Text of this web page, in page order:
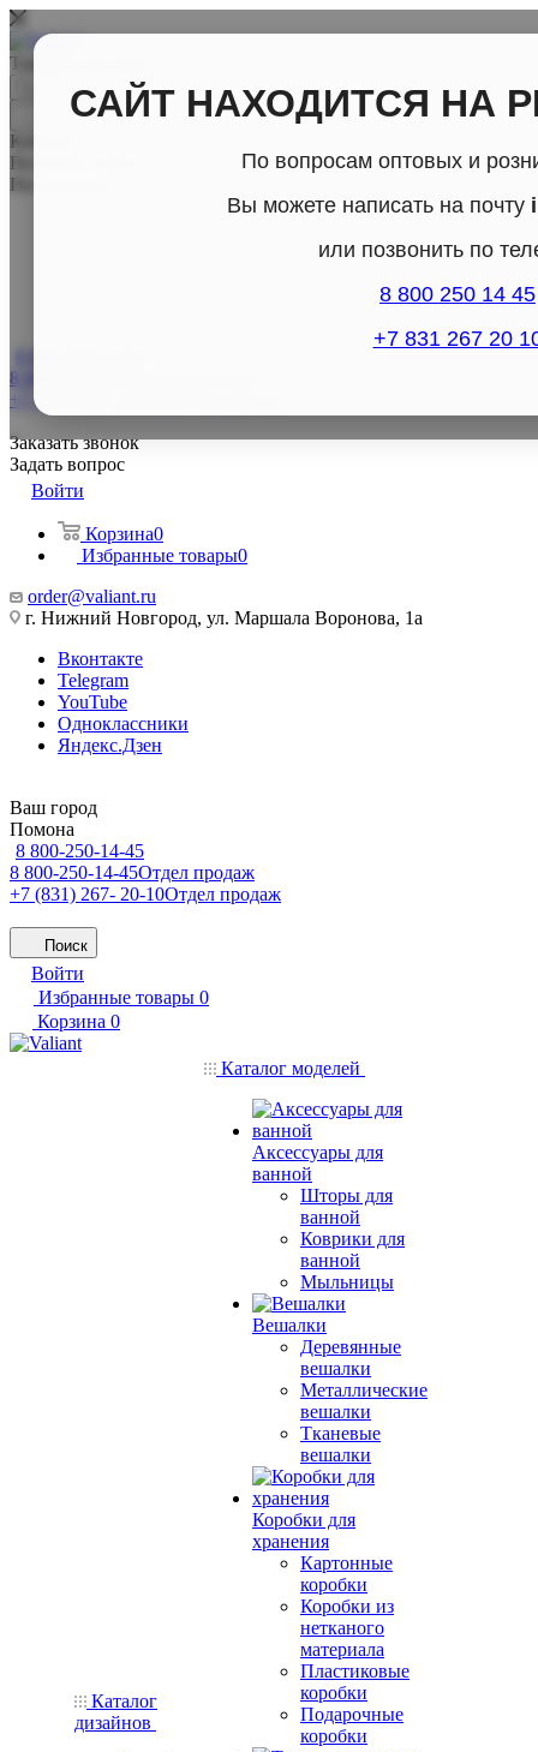
САЙТ НАХОДИТСЯ НА
По вопросам оптовых и
Вы можете написать на почту
или позвонить по
8 800 250 14 45
+7 831 267 20
Товары для дома
Каталог
По всему сайту
По каталогу
8 800-250-14-45
+7 (831) 267- 20-10
Заказать звонок
Задать вопрос
Войти
Корзина0
Избранные товары0
order@valiant.ru
г. Нижний Новгород, ул. Маршала Воронова, 1а
Вконтакте
Telegram
YouTube
Одноклассники
Яндекс.Дзен
Ваш город
Помона
8 800-250-14-45
8 800-250-14-45Отдел продаж
+7 (831) 267- 20-10Отдел продаж
Поиск
Войти
Избранные товары 0
Корзина 0
Каталог
дизайнов
Каталог моделей
Аксессуары для
ванной
Шторы для
ванной
Коврики для
ванной
Мыльницы
Вешалки
Деревянные
вешалки
Металлические
вешалки
Тканевые
вешалки
Коробки для
хранения
Картонные
коробки
Коробки из
нетканого
материала
Пластиковые
коробки
Подарочные
коробки